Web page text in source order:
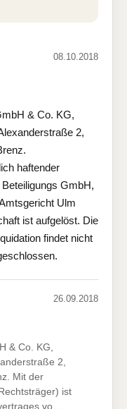
08.10.2018
& Co. KG,
2,
haftender
GmbH,
Ulm
ist aufgelöst. Die
findet nicht
26.09.2018
& Co. KG,
2,
Mit der
ist
vo…